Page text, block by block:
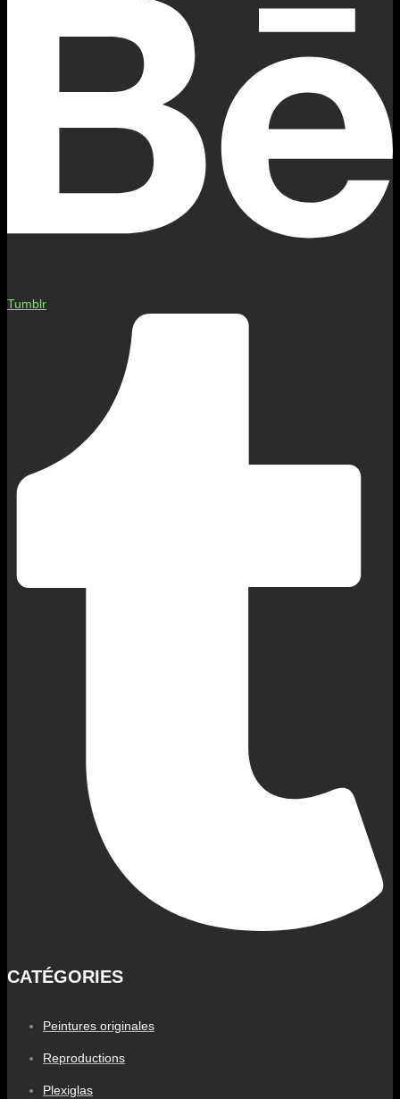
Tumblr
CATÉGORIES
Peintures originales
Reproductions
Plexiglas